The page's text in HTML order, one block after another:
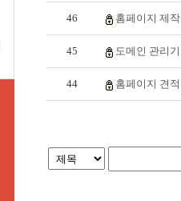
46 홈페이지 제
45 도메인 관리
44 홈페이지 견